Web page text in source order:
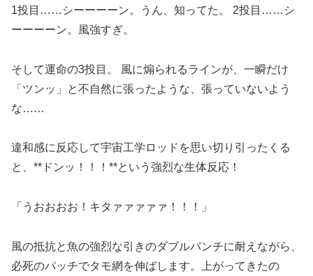
1投目……シーーーーン。うん、知ってた。 2投目……シ
ーーーーン。風強すぎ。
そして運命の3投目。 風に煽られるラインが、一瞬だけ
「ツンッ」と不自然に張ったような、張っていないよう
な……
違和感に反応して宇宙工学ロッドを思い切り引ったくる
と、**ドンッ！！！**という強烈な生体反応！
「うおおおお！キタァァァァァ！！！」
風の抵抗と魚の強烈な引きのダブルパンチに耐えながら、
必死のパッチでタモ網を伸ばします。上がってきたの